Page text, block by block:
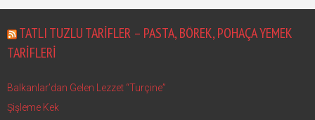
TATLI TUZLU TARIFLER – PASTA, BÖREK, POHAÇA YEMEK
TARIFLERI
Balkanlar’dan Gelen Lezzet “Turçine”
Şişleme Kek